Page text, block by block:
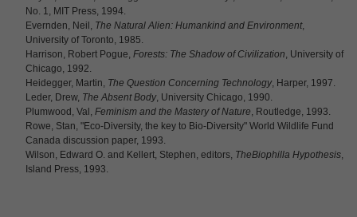
No. 1, MIT Press, 1994.
Evernden, Neil, The Natural Alien: Humankind and Environment,
University of Toronto, 1985.
Harrison, Robert Pogue, Forests: The Shadow of Civilization, University of
Chicago, 1992.
Heidegger, Martin, The Question Concerning Technology, Harper, 1997.
Leder, Drew, The Absent Body, University Chicago, 1990.
Plumwood, Val, Feminism and the Mastery of Nature, Routledge, 1993.
Rowe, Stan, "Eco-Diversity, the key to Bio-Diversity" World Wildlife Fund
Canada discussion paper, 1993.
Wilson, Edward O. and Kellert, Stephen, editors, TheBiophilla Hypothesis,
Island Press, 1993.